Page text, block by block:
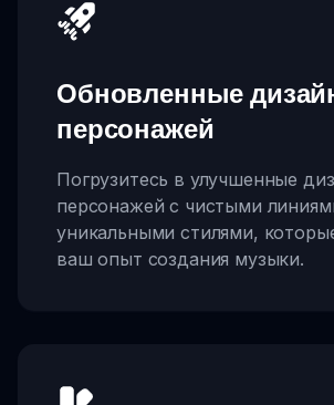
Обновленные
персонажей
Погрузитесь в улучшенные
персонажей с чистыми
уникальными стилями,
ваш опыт создания музыки.